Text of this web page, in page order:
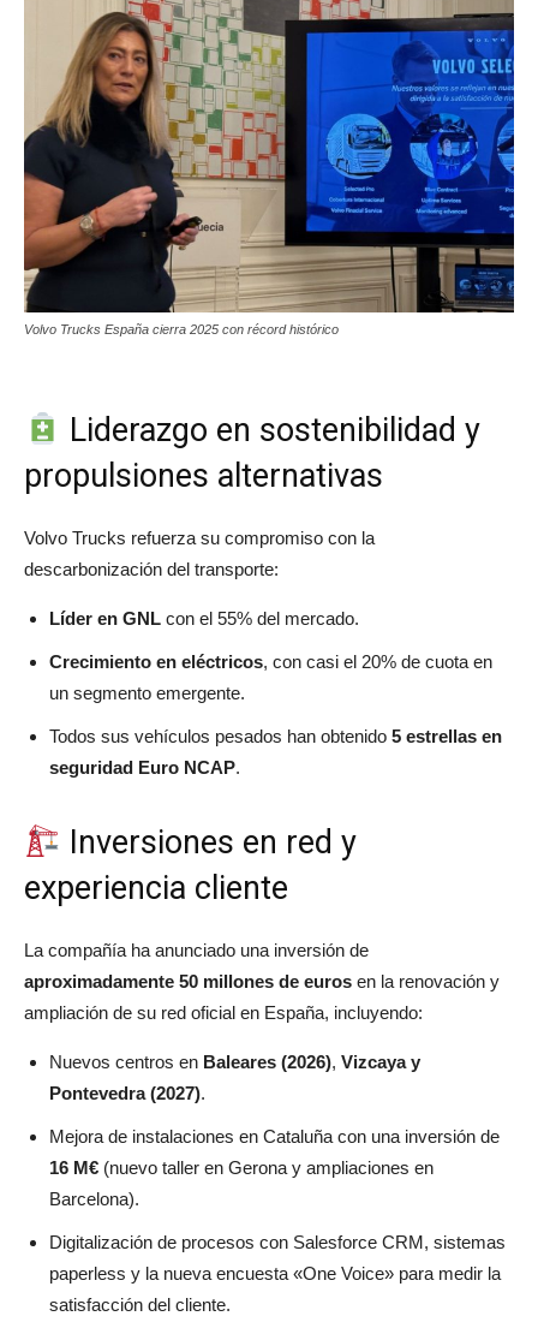
Volvo Trucks España cierra 2025 con récord histórico
Liderazgo en sostenibilidad y
propulsiones alternativas
Volvo Trucks refuerza su compromiso con la
descarbonización del transporte:
Líder en GNL con el 55% del mercado.
Crecimiento en eléctricos, con casi el 20% de cuota en
un segmento emergente.
Todos sus vehículos pesados han obtenido 5 estrellas en
seguridad Euro NCAP.
Inversiones en red y
experiencia cliente
La compañía ha anunciado una inversión de
aproximadamente 50 millones de euros en la renovación y
ampliación de su red oficial en España, incluyendo:
Nuevos centros en Baleares (2026), Vizcaya y
Pontevedra (2027).
Mejora de instalaciones en Cataluña con una inversión de
16 M€ (nuevo taller en Gerona y ampliaciones en
Barcelona).
Digitalización de procesos con Salesforce CRM, sistemas
paperless y la nueva encuesta «One Voice» para medir la
satisfacción del cliente.